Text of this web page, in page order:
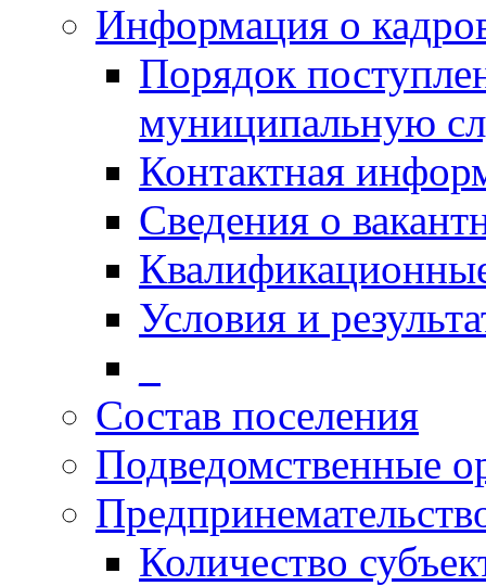
Информация о
Порядок
муниципальную
Контактная
Сведения о
Условия и
Состав поселения
Подведомственные
Количество